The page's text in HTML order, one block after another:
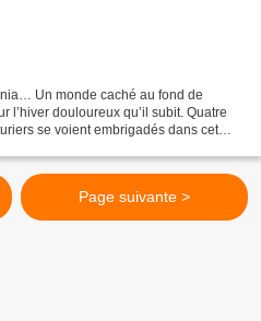
Un monde caché au fond de
l’hiver douloureux qu’il subit. Quatre
se voient embrigadés dans cet
Page suivante >